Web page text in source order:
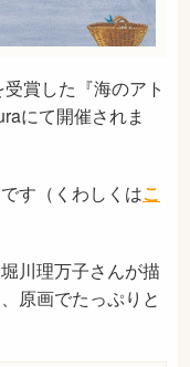
賞した『海のアト
にて開催されま
す（くわしくはこ
川理万子さんが描
原画でたっぷりと